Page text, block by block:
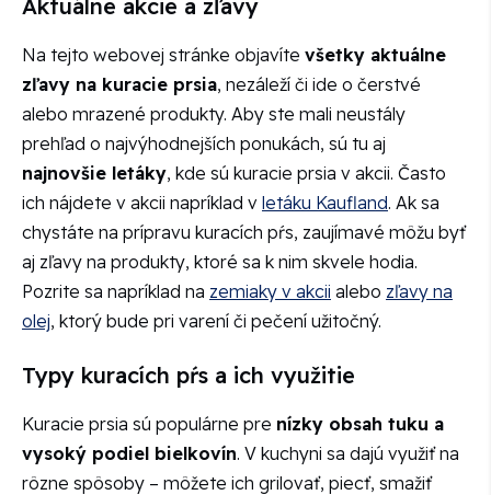
Aktuálne akcie a zľavy
Na tejto webovej stránke objavíte všetky aktuálne
zľavy na kuracie prsia, nezáleží či ide o čerstvé
alebo mrazené produkty. Aby ste mali neustály
prehľad o najvýhodnejších ponukách, sú tu aj
najnovšie letáky, kde sú kuracie prsia v akcii. Často
ich nájdete v akcii napríklad v letáku Kaufland. Ak sa
chystáte na prípravu kuracích pŕs, zaujímavé môžu byť
aj zľavy na produkty, ktoré sa k nim skvele hodia.
Pozrite sa napríklad na zemiaky v akcii alebo zľavy na
olej, ktorý bude pri varení či pečení užitočný.
Typy kuracích pŕs a ich využitie
Kuracie prsia sú populárne pre nízky obsah tuku a
vysoký podiel bielkovín. V kuchyni sa dajú využiť na
rôzne spôsoby – môžete ich grilovať, piecť, smažiť